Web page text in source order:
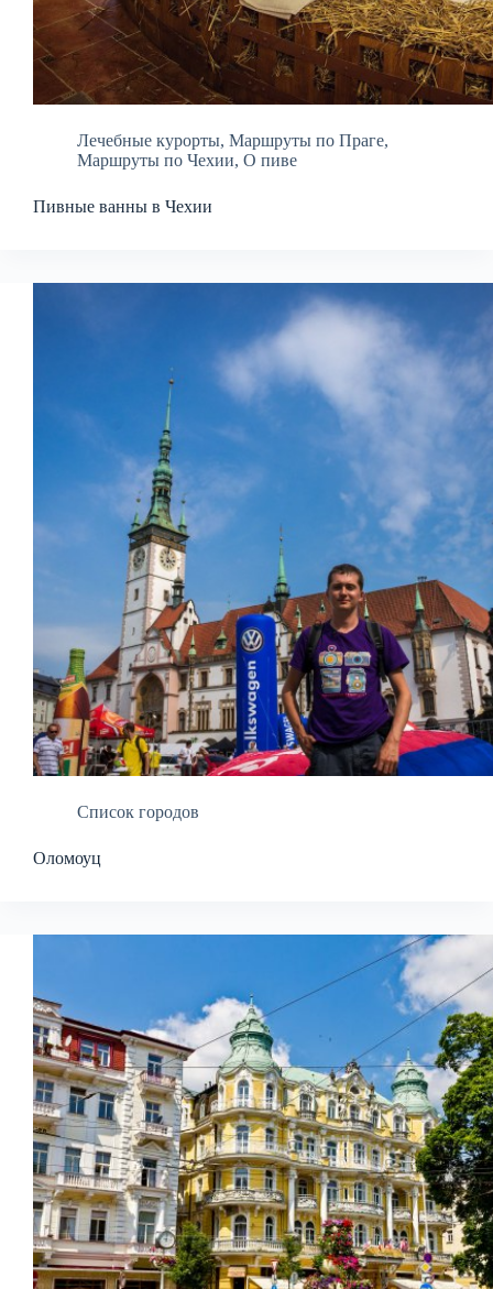
Лечебные курорты, Маршруты по Праге,
Маршруты по Чехии, О пиве
Пивные ванны в Чехии
Список городов
Оломоуц